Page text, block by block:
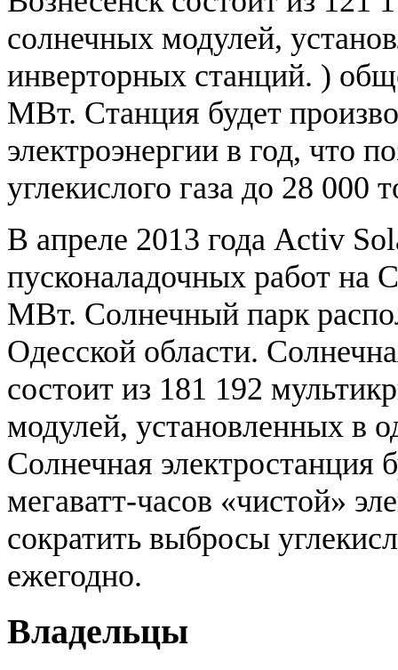
солнечных модулей,
инверторных станций. )
МВт. Станция будет
электроэнергии в год, что
углекислого газа до 28 000
В апреле 2013 года Activ
пусконаладочных работ
МВт. Солнечный парк
Одесской области.
состоит из 181 192
модулей, установленных в
Солнечная электростанция
мегаватт-часов «чистой»
сократить выбросы
ежегодно.
Владельцы